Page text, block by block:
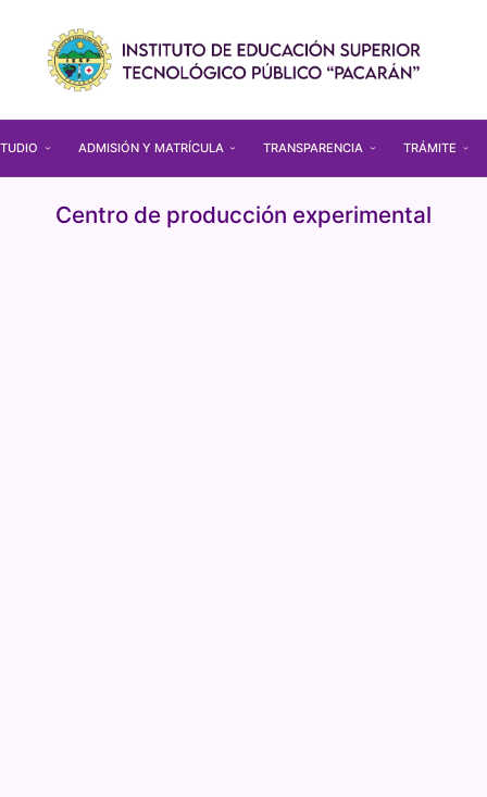
ADMISIÓN Y MATRÍCULA TRANSPARENCIA TRÁMITE
Centro de producción experimental